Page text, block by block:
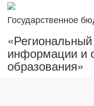
Государственное
информации и
образования»